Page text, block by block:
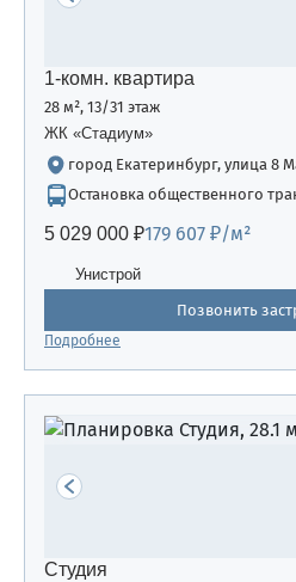
1-комн. квартира
28 м², 13/31 этаж
ЖК «Стадиум»
город Екатеринбург, улица 8
Остановка общественного
5 029 000 ₽179 607 ₽/м²
Унистрой
Позвонить
Подробнее
Студия